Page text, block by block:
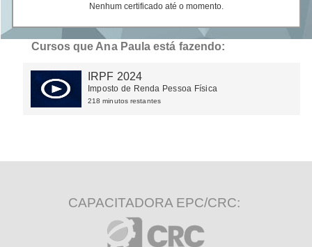
Nenhum certificado até o momento.
Cursos que Ana Paula está fazendo:
IRPF 2024
Imposto de Renda Pessoa Física
218 minutos restantes
CAPACITADORA EPC/CRC: